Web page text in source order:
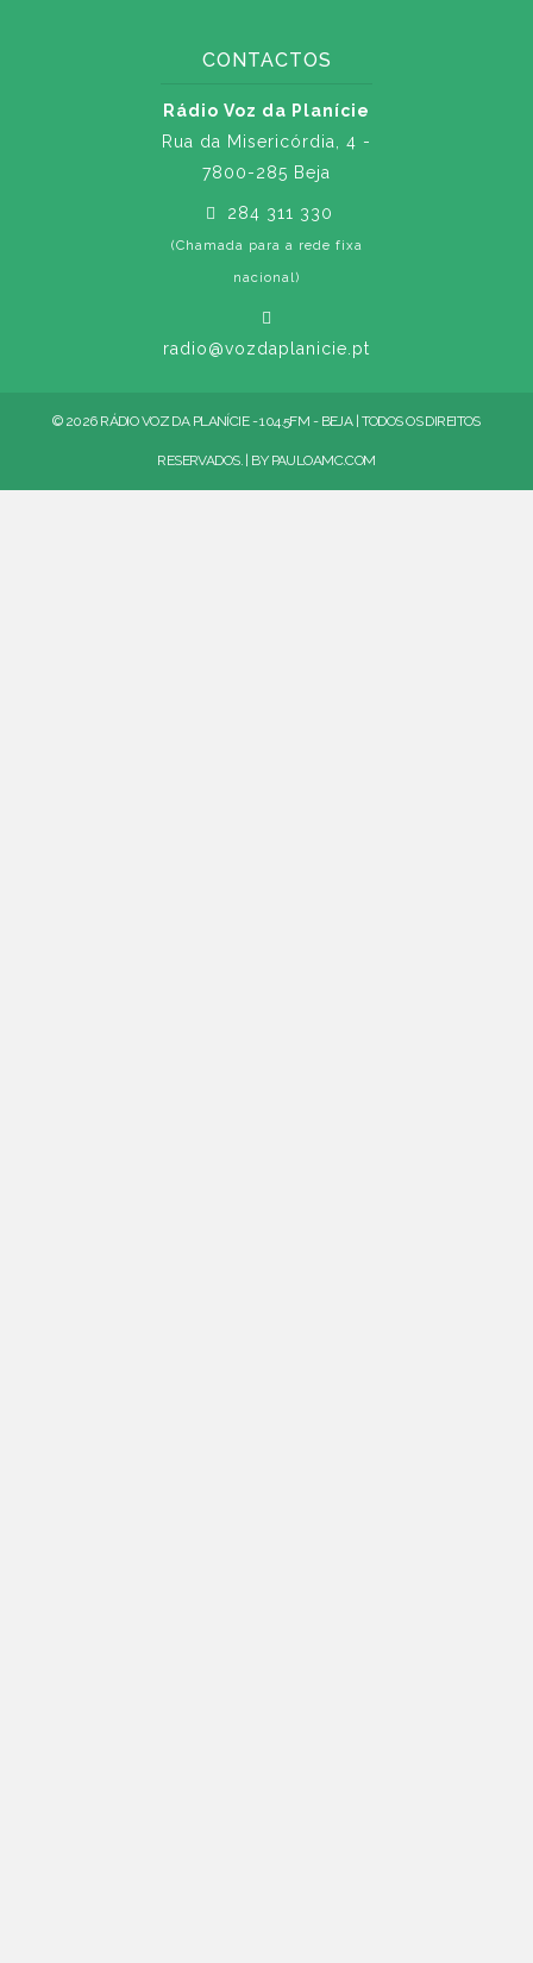
CONTACTOS
Rádio Voz da Planície
Rua da Misericórdia, 4 -
7800-285 Beja
284 311 330
(Chamada para a rede fixa
nacional)
radio@vozdaplanicie.pt
© 2026 RÁDIO VOZ DA PLANÍCIE - 104.5FM - BEJA | TODOS OS DIREITOS
RESERVADOS. | BY PAULOAMC.COM